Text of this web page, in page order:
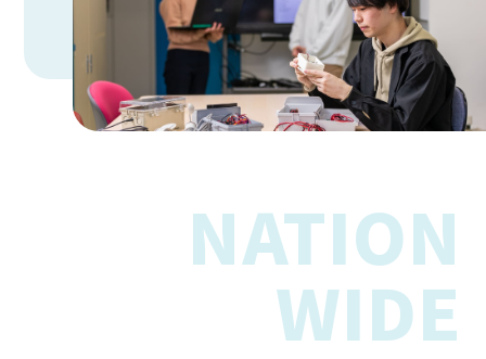
NATION
WIDE